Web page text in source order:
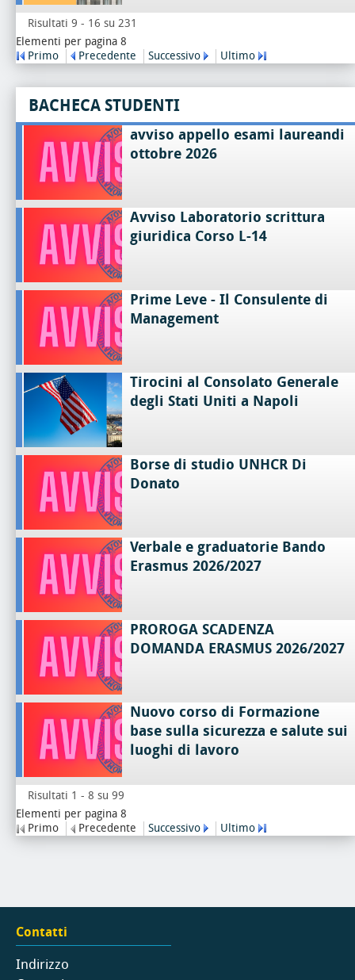
Risultati 9 - 16 su 231
Elementi per pagina 8
Primo
Precedente Successivo Ultimo
BACHECA STUDENTI
avviso appello esami laureandi
ottobre 2026
Avviso Laboratorio scrittura
giuridica Corso L-14
Prime Leve - Il Consulente di
Management
Tirocini al Consolato Generale
degli Stati Uniti a Napoli
Borse di studio UNHCR Di
Donato
Verbale e graduatorie Bando
Erasmus 2026/2027
PROROGA SCADENZA
DOMANDA ERASMUS 2026/2027
Nuovo corso di Formazione
base sulla sicurezza e salute sui
luoghi di lavoro
Risultati 1 - 8 su 99
Elementi per pagina 8
Primo
Precedente Successivo Ultimo
Contatti
Indirizzo